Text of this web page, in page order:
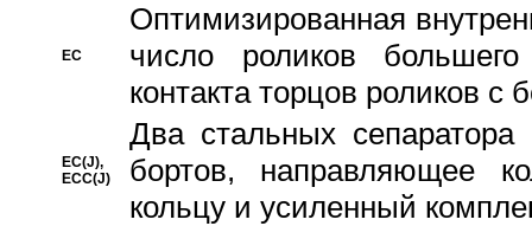
EC
Oптимизированная
число роликов
контакта торцов роликов с
EC(J),
ECC(J)
Два стальных сепаратора
бортов, направляющее
кольцу и усиленный